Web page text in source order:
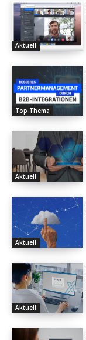
Aktuell
Top Thema
Aktuell
Aktuell
Aktuell